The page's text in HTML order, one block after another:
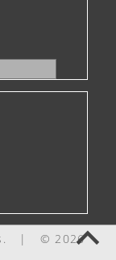
. | © 2026